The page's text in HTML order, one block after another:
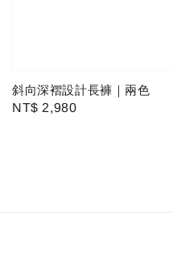
斜向深褶設計長褲｜兩色
Regular
NT$ 2,980